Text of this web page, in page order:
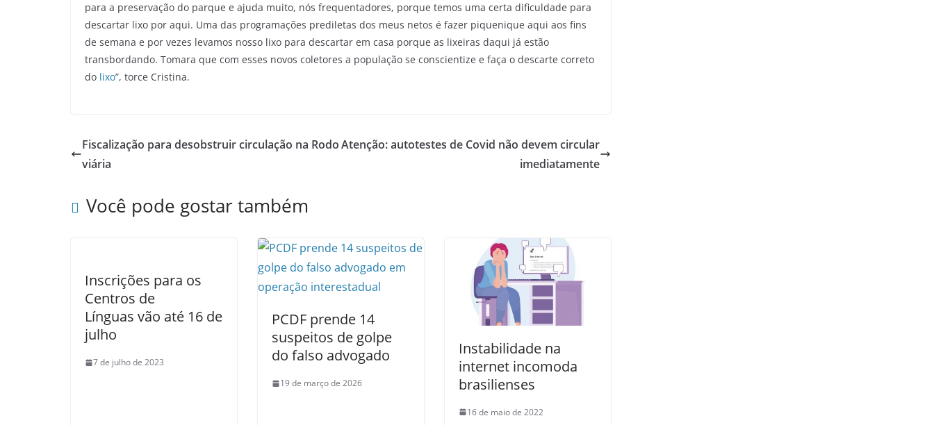
para a preservação do parque e ajuda muito, nós frequentadores, porque temos uma certa dificuldade para
descartar lixo por aqui. Uma das programações prediletas dos meus netos é fazer piquenique aqui aos fins
de semana e por vezes levamos nosso lixo para descartar em casa porque as lixeiras daqui já estão
transbordando. Tomara que com esses novos coletores a população se conscientize e faça o descarte correto
do lixo”, torce Cristina.
Fiscalização para desobstruir circulação na Rodo
viária
Atenção: autotestes de Covid não devem circular
imediatamente
Você pode gostar também
Inscrições para os
Centros de
Línguas vão até 16 de
julho
7 de julho de 2023
PCDF prende 14
suspeitos de golpe
do falso advogado
19 de março de 2026
Instabilidade na
internet incomoda
brasilienses
16 de maio de 2022